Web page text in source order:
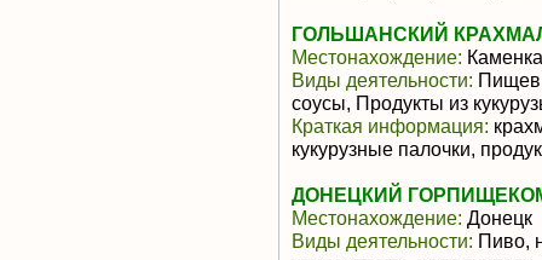
ГОЛЬШАНСКИЙ
Местонахождение: Каменка
Виды деятельности:
соусы, Продукты из
Краткая информация:
кукурузные палочки,
ДОНЕЦКИЙ
Местонахождение: Донецк
Виды деятельности: Пиво,